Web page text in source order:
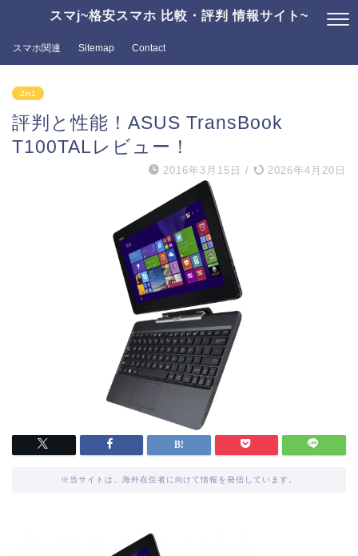
スマj~格安スマホ 比較・評判 情報サイト~
スマホ関連 Sitemap Contact
2in1
評判と性能！ASUS TransBook
T100TALレビュー！
2016年3月15日 / 2026年4月20日
※当サイトは、海外在住者に向けて情報を発信しています。